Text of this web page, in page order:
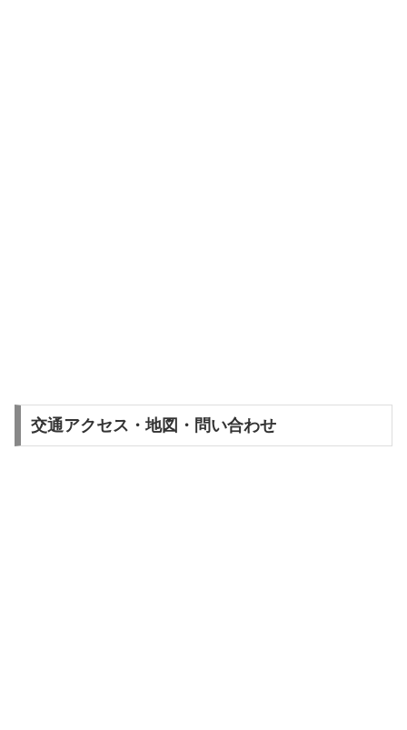
交通アクセス・地図・問い合わせ